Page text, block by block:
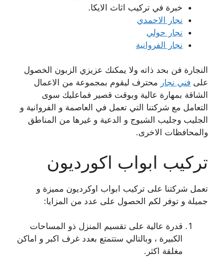
خبرة في تركيب اثاث الايكا.
نجار الاحمدي
نجار حولي
نجار الفروانية
النجارة فن بحد ذاته ولا يمكنك عزيزي الزبون الخصول
على فني نجار محترف ليقوم بمجموعة من الاعمال
الشاقة بمهارة عالية وبوقت قصير فماعليك سوى
التعامل مع شركتنا التي تعمل في العاصمة و الفروانية و
الجليب وجليب الشيوج و الدعية و غيرها من المناطق
والمحافظات الاخرى.
تركيب ابواب اكورديون
تعمل شركتنا على تركيب ابواب اوكرديون مميزة و
جميلة و توفر لكم الحصول على عدد من المزايا:
قدرة عالية على تقسيم المنزل ذو المساحات
الكبيرة ، وبالتالي ستتمتع بعدد غرف اكبر و اماكن
مغلقة اكثر.